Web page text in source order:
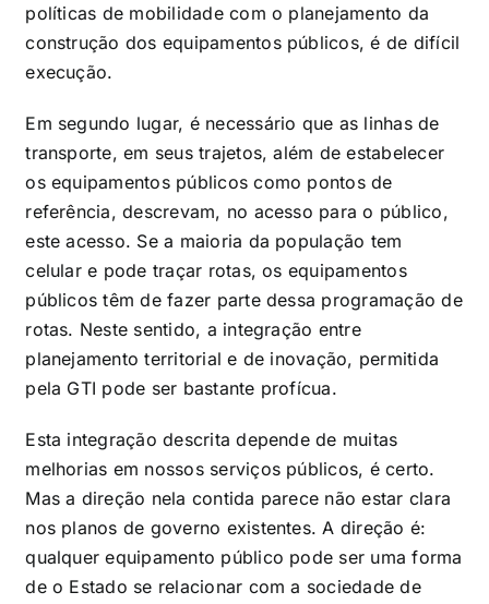
políticas de mobilidade com o planejamento da
construção dos equipamentos públicos, é de difícil
execução.
Em segundo lugar, é necessário que as linhas de
transporte, em seus trajetos, além de estabelecer
os equipamentos públicos como pontos de
referência, descrevam, no acesso para o público,
este acesso. Se a maioria da população tem
celular e pode traçar rotas, os equipamentos
públicos têm de fazer parte dessa programação de
rotas. Neste sentido, a integração entre
planejamento territorial e de inovação, permitida
pela GTI pode ser bastante profícua.
Esta integração descrita depende de muitas
melhorias em nossos serviços públicos, é certo.
Mas a direção nela contida parece não estar clara
nos planos de governo existentes. A direção é:
qualquer equipamento público pode ser uma forma
de o Estado se relacionar com a sociedade de